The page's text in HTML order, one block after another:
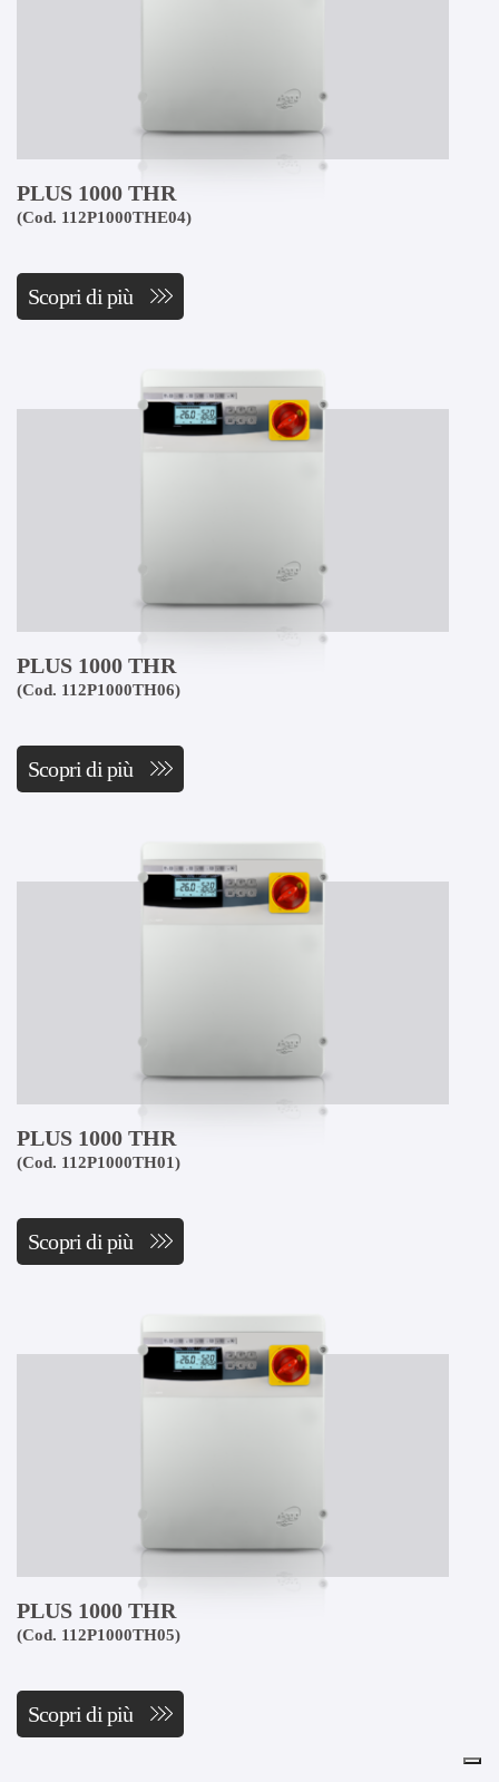
PLUS 1000 THR
(Cod. 112P1000THE04)
Scopri di più
PLUS 1000 THR
(Cod. 112P1000TH06)
Scopri di più
PLUS 1000 THR
(Cod. 112P1000TH01)
Scopri di più
PLUS 1000 THR
(Cod. 112P1000TH05)
Scopri di più